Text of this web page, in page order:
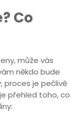
Co
může vás
někdo bude
proces je pečlivě
přehled toho, co